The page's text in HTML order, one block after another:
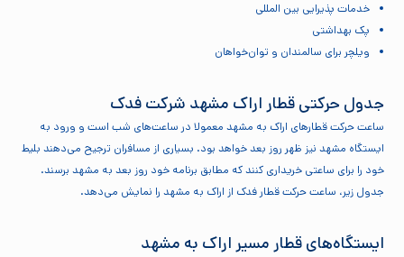
خدمات پذیرایی بین المللی
پک بهداشتی
ویلچر برای سالمندان و توان‌‌خواهان
جدول حرکتی قطار اراک مشهد شرکت فدک
ساعت حرکت قطارهای اراک به مشهد معمولا در ساعت‌های شب است و ورود به
ایستگاه مشهد نیز ظهر روز بعد خواهد بود. بسیاری از مسافران ترجیح می‌دهند بلیط
خود را برای ساعتی خریداری کنند که مطابق برنامه خود روز بعد به مشهد برسند.
جدول زیر، ساعت حرکت قطار فدک از اراک به مشهد را نمایش می‌دهد.
ایستگاه‌های قطار مسیر اراک به مشهد